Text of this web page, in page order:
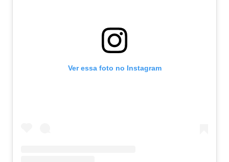
Ver essa foto no Instagram